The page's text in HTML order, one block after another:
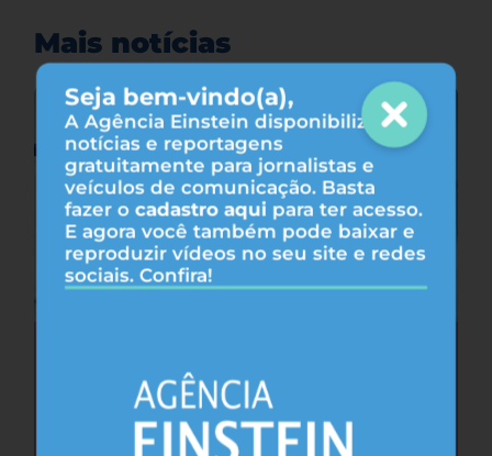
Seja bem-vindo(a),
A Agência Einstein disponibiliza
notícias e reportagens
gratuitamente para jornalistas e
veículos de comunicação. Basta
fazer o cadastro aqui para ter acesso.
E agora você também pode baixar e
reproduzir vídeos no seu site e redes
sociais. Confira!
Mais notícias
Saúde do coração após os 45 anos pode
antecipar risco de demência